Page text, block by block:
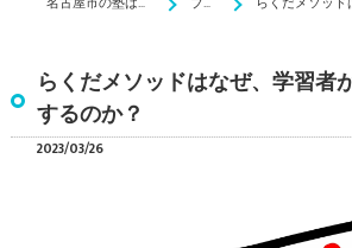
らくだメソッドはなぜ、学習者
するのか？
2023/03/26